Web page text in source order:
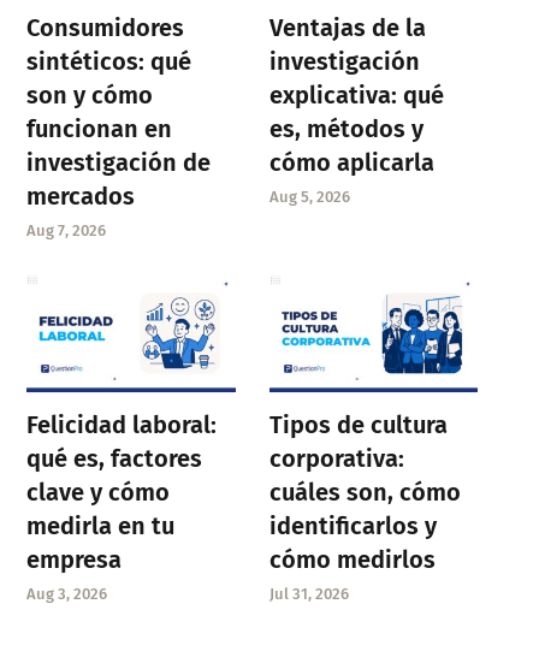
Consumidores
sintéticos: qué
son y cómo
funcionan en
investigación de
mercados
Aug 7, 2026
Ventajas de la
investigación
explicativa: qué
es, métodos y
cómo aplicarla
Aug 5, 2026
Felicidad laboral:
qué es, factores
clave y cómo
medirla en tu
empresa
Aug 3, 2026
Tipos de cultura
corporativa:
cuáles son, cómo
identificarlos y
cómo medirlos
Jul 31, 2026